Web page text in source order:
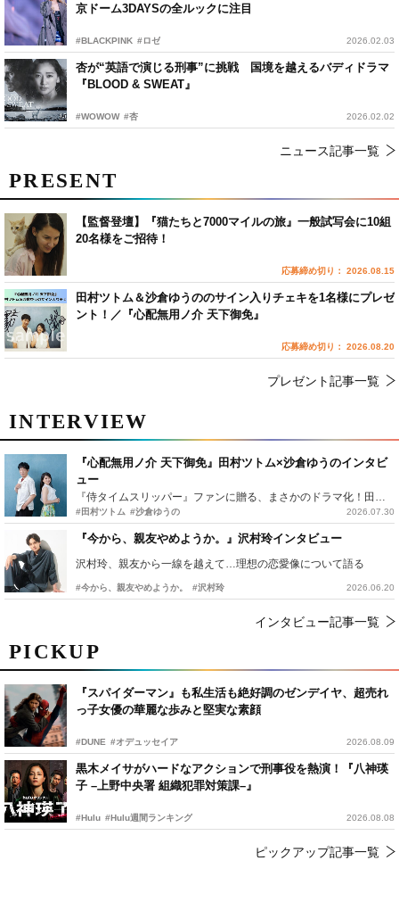
京ドーム3DAYSの全ルックに注目
#BLACKPINK #ロゼ 2026.02.03
杏が“英語で演じる刑事”に挑戦 国境を越えるバディドラマ
『BLOOD & SWEAT』
#WOWOW #杏 2026.02.02
ニュース記事一覧
PICKUP
『スパイダーマン』も私生活も絶好調のゼンデイヤ、超売れ
っ子女優の華麗な歩みと堅実な素顔
#DUNE #オデュッセイア 2026.08.09
黒木メイサがハードなアクションで刑事役を熱演！『八神瑛
子 –上野中央署 組織犯罪対策課–』
#Hulu #Hulu週間ランキング 2026.08.08
ピックアップ記事一覧
INTERVIEW
『心配無用ノ介 天下御免』田村ツトム×沙倉ゆうのインタビ
ュー
#田村ツトム #沙倉ゆうの 2026.07.30
『今から、親友やめようか。』沢村玲インタビュー
沢村玲、親友から一線を越えて…理想の恋愛像について語る
#今から、親友やめようか。 #沢村玲 2026.06.20
インタビュー記事一覧
PRESENT
【監督登壇】『猫たちと7000マイルの旅』一般試写会に10組
20名様をご招待！
応募締め切り： 2026.08.15
田村ツトム＆沙倉ゆうののサイン入りチェキを1名様にプレゼ
ント！／『心配無用ノ介 天下御免』
応募締め切り： 2026.08.20
プレゼント記事一覧